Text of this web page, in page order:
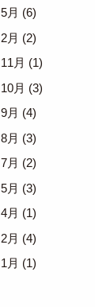
5月 (6)
2月 (2)
11月 (1)
10月 (3)
9月 (4)
8月 (3)
7月 (2)
5月 (3)
4月 (1)
2月 (4)
1月 (1)